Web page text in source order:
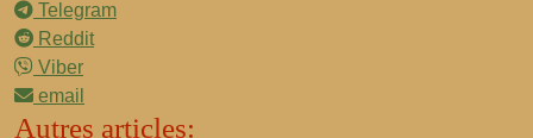
Telegram
Reddit
Viber
email
Autres articles: